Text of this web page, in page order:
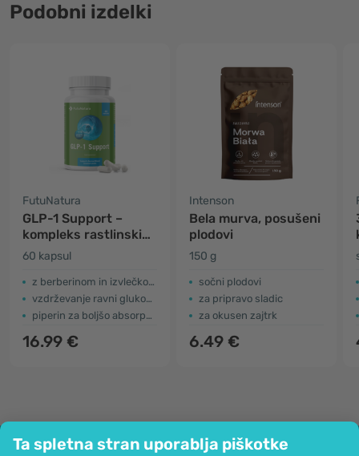
Ta spletna stran uporablja piškotke
Podobni izdelki
FutuNatura
GLP-1 Support –
kompleks rastlinskih
izvlečkov s kromom
60 kapsul
z berberinom in izvlečkom bele murve
vzdrževanje ravni glukoze v krvi
piperin za boljšo absorpcijo
16.99 €
Intenson
Bela murva, posušeni
plodovi
150 g
sočni plodovi
za pripravo sladic
za okusen zajtrk
6.49 €